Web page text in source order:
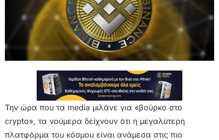
Την ώρα που τα media μιλάνε για «βούρκο στο
crypto», τα νούμερα δείχνουν ότι η μεγαλύτερη
πλατφόρμα του κόσμου είναι ανάμεσα στις πιο